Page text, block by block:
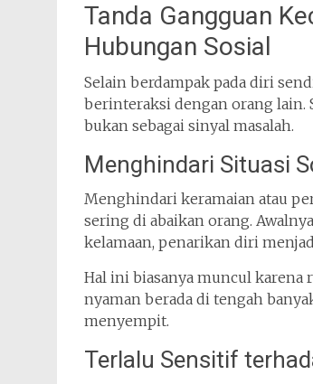
Tanda Gangguan
Hubungan Sosial
Selain berdampak pada diri
berinteraksi dengan orang lain.
bukan sebagai sinyal masalah.
Menghindari Situasi
Menghindari keramaian atau
sering di abaikan orang.
kelamaan, penarikan diri
Hal ini biasanya muncul karena
nyaman berada di tengah
menyempit.
Terlalu Sensitif